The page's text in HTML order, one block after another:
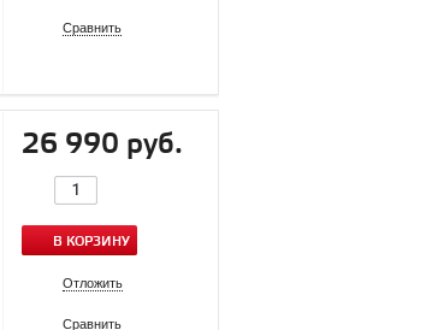
Сравнить
26 990 руб.
В КОРЗИНУ
Отложить
Сравнить